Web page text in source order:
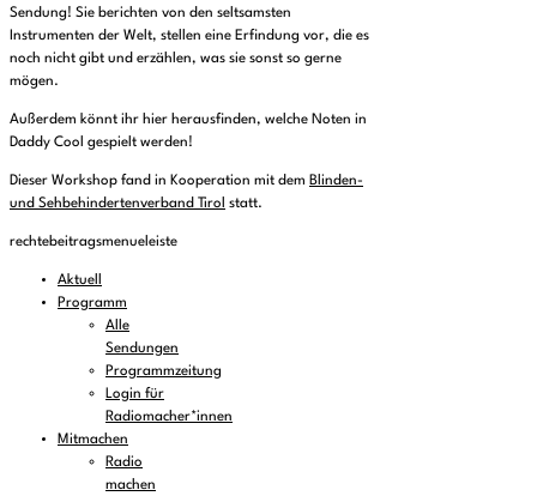
Sendung! Sie berichten von den seltsamsten
Instrumenten der Welt, stellen eine Erfindung vor, die es
noch nicht gibt und erzählen, was sie sonst so gerne
mögen.
Außerdem könnt ihr hier herausfinden, welche Noten in
Daddy Cool gespielt werden!
Dieser Workshop fand in Kooperation mit dem Blinden-
und Sehbehindertenverband Tirol statt.
rechtebeitragsmenueleiste
Aktuell
Programm
Alle
Sendungen
Programmzeitung
Login für
Radiomacher*innen
Mitmachen
Radio
machen